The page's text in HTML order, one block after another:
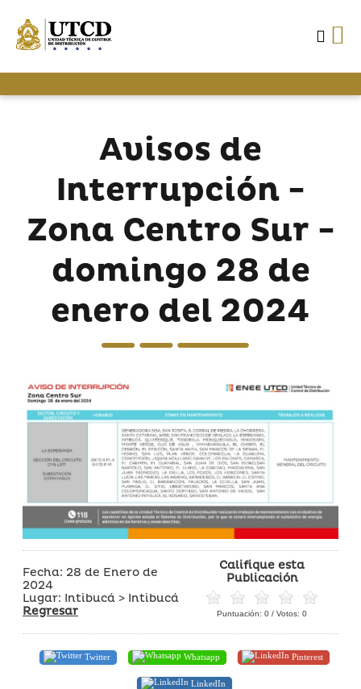
Avisos de
Interrupción -
Zona Centro Sur -
domingo 28 de
enero del 2024
Fecha: 28 de Enero de
2024
Lugar: Intibucá > Intibucá
Regresar
Califique esta
Publicación
Puntuación: 0 / Votos: 0
Twitter Whatsapp Pinterest
LinkedIn